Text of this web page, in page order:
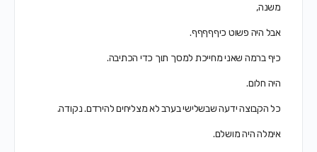
משנה,
אבל היה פשוט כיףףףףף.
כיף ברמה שאני מחייכת למסך תוך כדי הכתיבה.
היה חלום.
כל הקבוצה ידעה שבשלישי בערב לא מצליחים להירדם. נקודה.
אימלה היה מושלם.